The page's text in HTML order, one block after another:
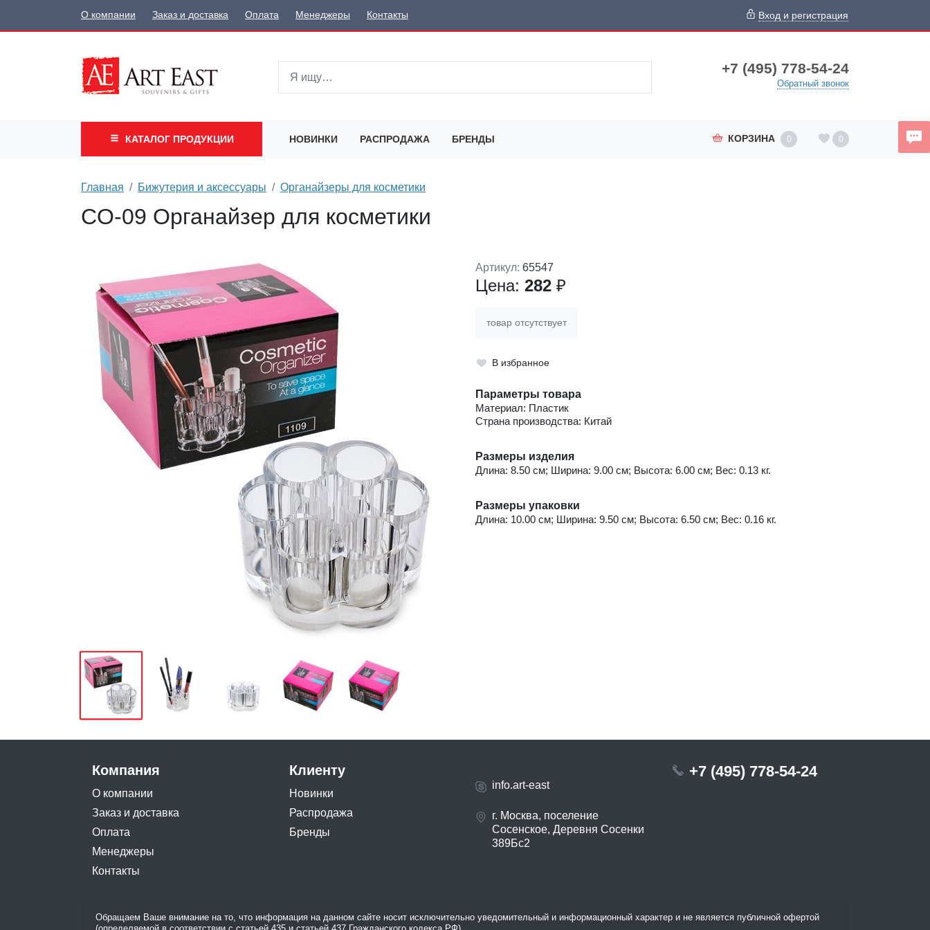
О компании Заказ и доставка Оплата Менеджеры Контакты Вход и регистрация
+7 (495) 778-54-24
Обратный звонок
КАТАЛОГ ПРОДУКЦИИ НОВИНКИ РАСПРОДАЖА БРЕНДЫ КОРЗИНА 0 0
Главная Бижутерия и аксессуары Органайзеры для косметики
CO-09 Органайзер для косметики
Артикул: 65547
Цена: 282 ₽
товар отсутствует
В избранное
Параметры товара
Материал: Пластик
Страна производства: Китай
Размеры изделия
Длина: 8.50 см; Ширина: 9.00 см; Высота: 6.00 см; Вес: 0.13 кг.
Размеры упаковки
Длина: 10.00 см; Ширина: 9.50 см; Высота: 6.50 см; Вес: 0.16 кг.
Компания
О компании
Заказ и доставка
Оплата
Менеджеры
Контакты
Клиенту
Новинки
Распродажа
Бренды
info.art-east
г. Москва, поселение
Сосенское, Деревня Сосенки
389Бс2
+7 (495) 778-54-24
Обращаем Ваше внимание на то, что информация на данном сайте носит исключительно уведомительный и информационный характер и не является публичной офертой